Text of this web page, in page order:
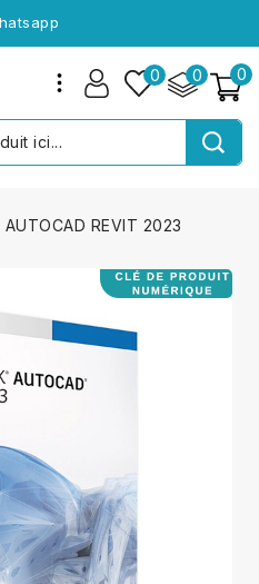
0
0
0
AUTOCAD REVIT 2023